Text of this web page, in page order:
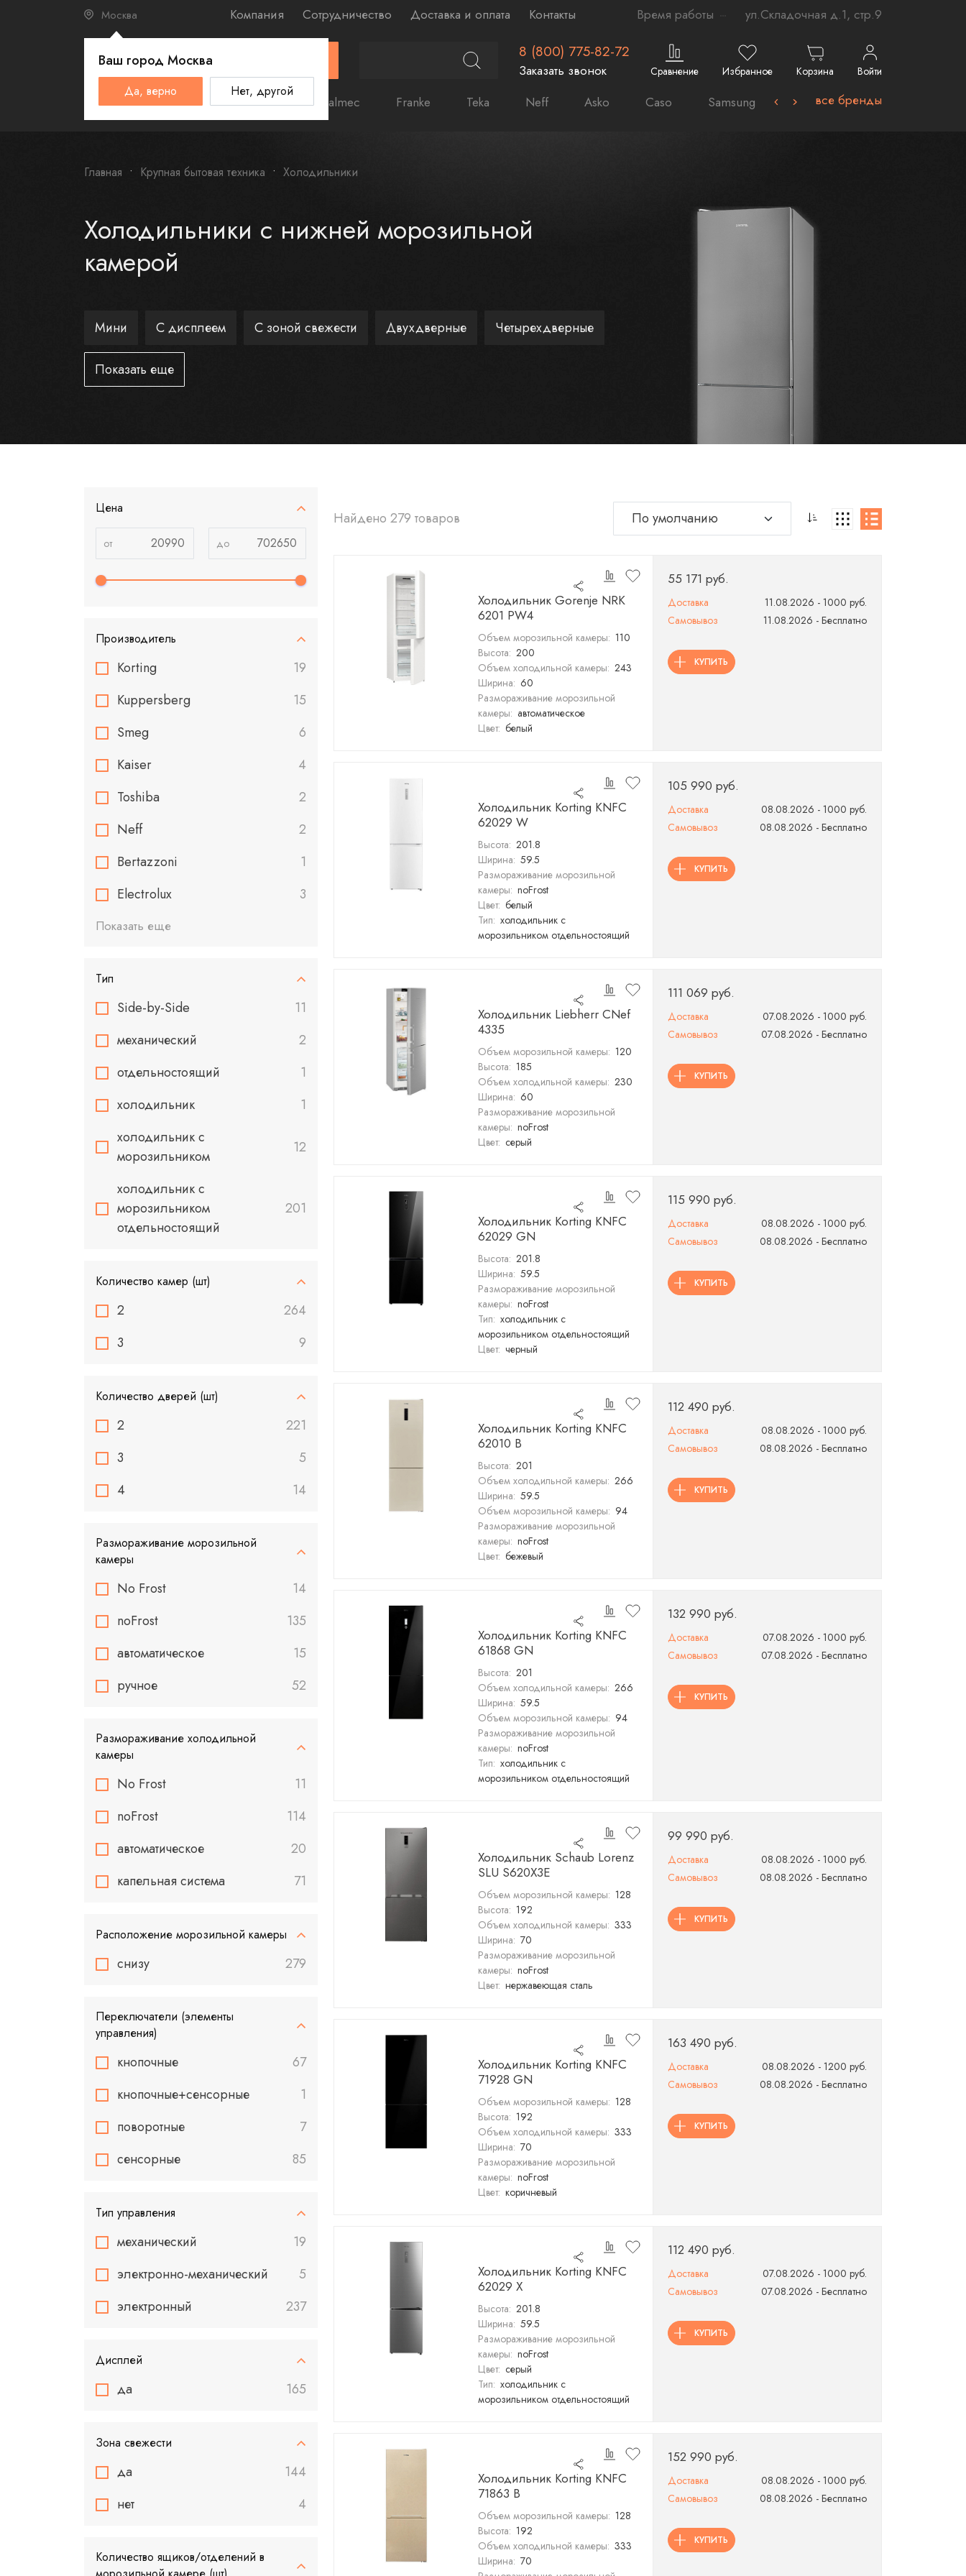
Москва
Ваш город Москва
Да, верно Нет, другой
Компания Сотрудничество Доставка и оплата Контакты Время работы ул.Складочная д.1, стр.9
8 (800) 775-82-72
Заказать звонок Сравнение Избранное Корзина Войти
Schulthess Smeg Omoikiri Falmec Franke Teka Neff Asko Caso Samsung- Avel VARD
все бренды
Главная Крупная бытовая техника Холодильники
Холодильники с нижней морозильной
камерой
Мини С дисплеем С зоной свежести Двухдверные Четырехдверные
Показать еще
Цена
Производитель
Korting
19
Kuppersberg
15
Smeg
6
Kaiser
4
Toshiba
2
Neff
2
Bertazzoni
1
Electrolux
3
Показать еще
Тип
Side-by-Side
11
механический
2
отдельностоящий
1
холодильник
1
холодильник с
морозильником
12
холодильник с
морозильником
отдельностоящий
201
Количество камер (шт)
2
264
3
9
Количество дверей (шт)
2
221
3
5
4
14
Размораживание морозильной
камеры
No Frost
14
noFrost
135
автоматическое
15
ручное
52
Размораживание холодильной
камеры
No Frost
11
noFrost
114
автоматическое
20
капельная система
71
Расположение морозильной камеры
снизу 279
Переключатели (элементы
управления)
кнопочные
67
кнопочные+сенсорные
1
поворотные
7
сенсорные
85
Тип управления
механический
19
электронно-механический
5
электронный
237
Дисплей
да 165
Зона свежести
да
144
нет
4
Количество ящиков/отделений в
Найдено 279 товаров
Холодильник Gorenje NRK
6201 PW4
Объем морозильной камеры: 110
Высота: 200
Объем холодильной камеры: 243
Ширина: 60
Размораживание морозильной
камеры: автоматическое
Цвет: белый
55 171 руб.
Доставка
11.08.2026 - 1000 руб.
Самовывоз
11.08.2026 - Бесплатно
КУПИТЬ
Холодильник Korting KNFC
62029 W
Высота: 201.8
Ширина: 59.5
Размораживание морозильной
камеры: noFrost
Цвет: белый
Тип: холодильник с
морозильником отдельностоящий
105 990 руб.
Доставка
08.08.2026 - 1000 руб.
Самовывоз
08.08.2026 - Бесплатно
КУПИТЬ
Холодильник Liebherr CNef
4335
Объем морозильной камеры: 120
Высота: 185
Объем холодильной камеры: 230
Ширина: 60
Размораживание морозильной
камеры: noFrost
Цвет: серый
111 069 руб.
Доставка
07.08.2026 - 1000 руб.
Самовывоз
07.08.2026 - Бесплатно
КУПИТЬ
Холодильник Korting KNFC
62029 GN
Высота: 201.8
Ширина: 59.5
Размораживание морозильной
камеры: noFrost
Тип: холодильник с
морозильником отдельностоящий
Цвет: черный
115 990 руб.
Доставка
08.08.2026 - 1000 руб.
Самовывоз
08.08.2026 - Бесплатно
КУПИТЬ
Холодильник Korting KNFC
62010 B
Высота: 201
Объем холодильной камеры: 266
Ширина: 59.5
Объем морозильной камеры: 94
Размораживание морозильной
камеры: noFrost
Цвет: бежевый
112 490 руб.
Доставка
08.08.2026 - 1000 руб.
Самовывоз
08.08.2026 - Бесплатно
КУПИТЬ
Холодильник Korting KNFC
61868 GN
Высота: 201
Объем холодильной камеры: 266
Ширина: 59.5
Объем морозильной камеры: 94
Размораживание морозильной
камеры: noFrost
Тип: холодильник с
морозильником отдельностоящий
132 990 руб.
Доставка
07.08.2026 - 1000 руб.
Самовывоз
07.08.2026 - Бесплатно
КУПИТЬ
Холодильник Schaub Lorenz
SLU S620X3E
Объем морозильной камеры: 128
Высота: 192
Объем холодильной камеры: 333
Ширина: 70
Размораживание морозильной
камеры: noFrost
Цвет: нержавеющая сталь
99 990 руб.
Доставка
08.08.2026 - 1000 руб.
Самовывоз
08.08.2026 - Бесплатно
КУПИТЬ
Холодильник Korting KNFC
71928 GN
Объем морозильной камеры: 128
Высота: 192
Объем холодильной камеры: 333
Ширина: 70
Размораживание морозильной
камеры: noFrost
Цвет: коричневый
163 490 руб.
Доставка
08.08.2026 - 1200 руб.
Самовывоз
08.08.2026 - Бесплатно
КУПИТЬ
Холодильник Korting KNFC
62029 X
Высота: 201.8
Ширина: 59.5
Размораживание морозильной
камеры: noFrost
Цвет: серый
Тип: холодильник с
морозильником отдельностоящий
112 490 руб.
Доставка
07.08.2026 - 1000 руб.
Самовывоз
07.08.2026 - Бесплатно
КУПИТЬ
Холодильник Korting KNFC
71863 B
Объем морозильной камеры: 128
Высота: 192
Объем холодильной камеры: 333
Ширина: 70
152 990 руб.
Доставка
08.08.2026 - 1000 руб.
Самовывоз
08.08.2026 - Бесплатно
КУПИТЬ